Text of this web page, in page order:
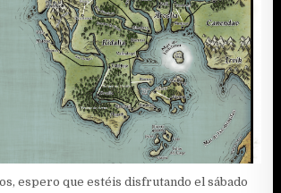
espero que estéis disfrutando el sábado